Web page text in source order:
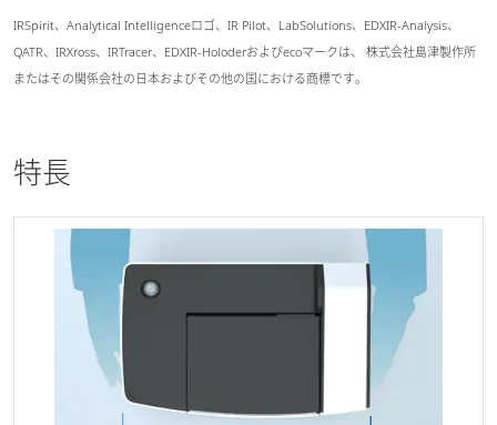
IRSpirit、Analytical Intelligenceロゴ、IR Pilot、LabSolutions、EDXIR-Analysis、
QATR、IRXross、IRTracer、EDXIR-Holoderおよびecoマークは、 株式会社島津製作所
またはその関係会社の日本およびその他の国における商標です。
特長